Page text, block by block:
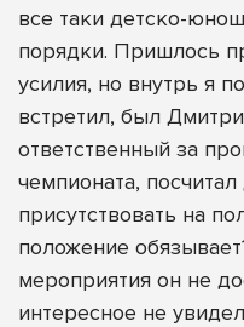
все таки детско-
порядки. Пришлось
усилия, но внутрь я
встретил, был
ответственный за
чемпионата,
присутствовать на
положение
мероприятия он не
интересное не увидел